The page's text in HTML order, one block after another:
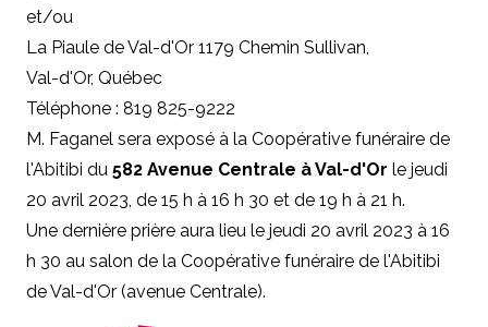
et/ou
La Piaule de Val-d'Or 1179 Chemin Sullivan,
Val-d'Or, Québec
Téléphone : 819 825-9222
M. Faganel sera exposé à la Coopérative funéraire de
l'Abitibi du 582 Avenue Centrale à Val-d'Or le jeudi
20 avril 2023, de 15 h à 16 h 30 et de 19 h à 21 h.
Une dernière prière aura lieu le jeudi 20 avril 2023 à 16
h 30 au salon de la Coopérative funéraire de l'Abitibi
de Val-d'Or (avenue Centrale).